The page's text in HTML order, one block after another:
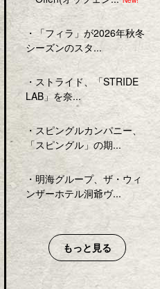
・ 「フィラ」が2026年秋冬
シーズンのスタ...
・ ストライド、「STRIDE
LAB」を奈...
・スピングルカンパニー、
「スピングル」の期...
・ 明海グループ、ザ・ウィ
ンザーホテル洞爺ヴ...
もっと見る